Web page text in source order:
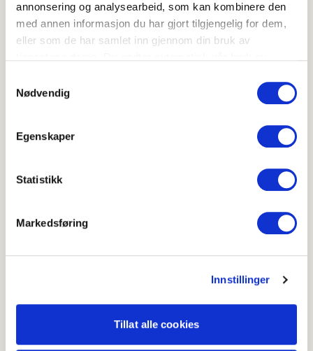
annonsering og analysearbeid, som kan kombinere den
med annen informasjon du har gjort tilgjengelig for dem,
eller som de har samlet inn gjennom din bruk av
Nødvendig
Egenskaper
Statistikk
Markedsføring
Innstillinger
Tillat alle cookies
Hvor godt likte du oppskriften?